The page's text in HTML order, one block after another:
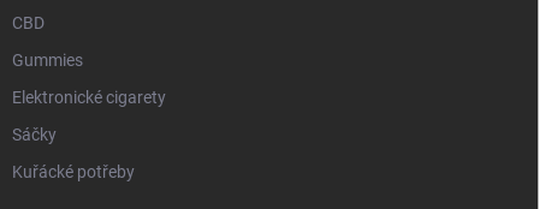
CBD
Gummies
Elektronické cigarety
Sáčky
Kuřácké potřeby